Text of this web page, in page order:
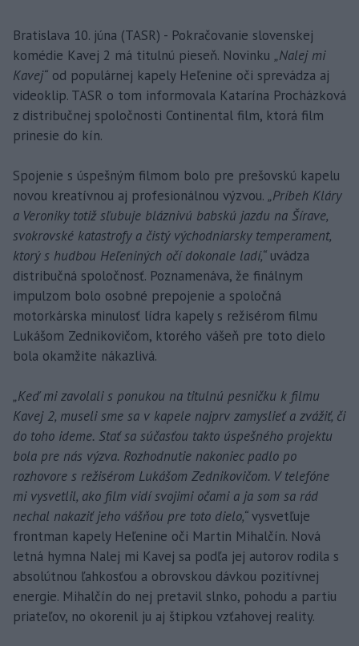
Bratislava 10. júna (TASR) - Pokračovanie slovenskej
komédie Kavej 2 má titulnú pieseň. Novinku „Nalej mi
Kavej“ od populárnej kapely Heľenine oči sprevádza aj
videoklip. TASR o tom informovala Katarína Procházková
z distribučnej spoločnosti Continental film, ktorá film
prinesie do kín.
Spojenie s úspešným filmom bolo pre prešovskú kapelu
novou kreatívnou aj profesionálnou výzvou. „Príbeh Kláry
a Veroniky totiž sľubuje bláznivú babskú jazdu na Šírave,
svokrovské katastrofy a čistý východniarsky temperament,
ktorý s hudbou Heľeniných očí dokonale ladí,“ uvádza
distribučná spoločnosť. Poznamenáva, že finálnym
impulzom bolo osobné prepojenie a spoločná
motorkárska minulosť lídra kapely s režisérom filmu
Lukášom Zednikovičom, ktorého vášeň pre toto dielo
bola okamžite nákazlivá.
„Keď mi zavolali s ponukou na titulnú pesničku k filmu
Kavej 2, museli sme sa v kapele najprv zamyslieť a zvážiť, či
do toho ideme. Stať sa súčasťou takto úspešného projektu
bola pre nás výzva. Rozhodnutie nakoniec padlo po
rozhovore s režisérom Lukášom Zednikovičom. V telefóne
mi vysvetlil, ako film vidí svojimi očami a ja som sa rád
nechal nakaziť jeho vášňou pre toto dielo,“vysvetľuje
frontman kapely Heľenine oči Martin Mihalčín. Nová
letná hymna Nalej mi Kavej sa podľa jej autorov rodila s
absolútnou ľahkosťou a obrovskou dávkou pozitívnej
energie. Mihalčín do nej pretavil slnko, pohodu a partiu
priateľov, no okorenil ju aj štipkou vzťahovej reality.